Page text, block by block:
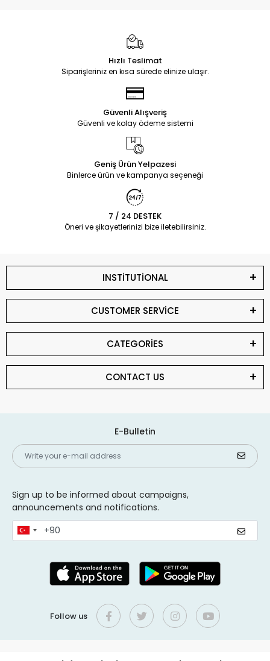
Hızlı Teslimat
Siparişleriniz en kısa sürede elinize ulaşır.
Güvenli Alışveriş
Güvenli ve kolay ödeme sistemi
Geniş Ürün Yelpazesi
Binlerce ürün ve kampanya seçeneği
7 / 24 DESTEK
Öneri ve şikayetlerinizi bize iletebilirsiniz.
INSTİTUTİONAL
CUSTOMER SERVİCE
CATEGORİES
CONTACT US
E-Bulletin
Sign up to be informed about campaigns,
announcements and notifications.
Follow us